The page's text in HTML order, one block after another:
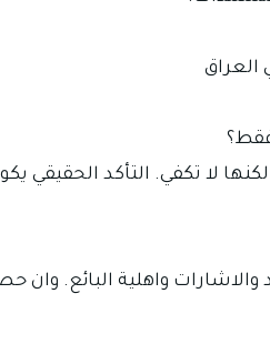
العراق
لا تكفي. التأكد الحقيقي
والاشارات واهلية البائع.